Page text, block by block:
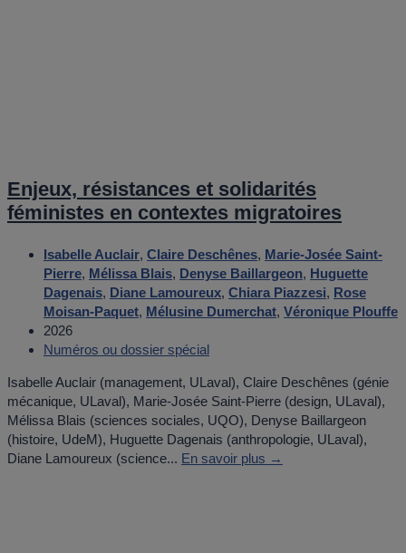
Enjeux, résistances et solidarités
féministes en contextes migratoires
Isabelle Auclair, Claire Deschênes, Marie-Josée Saint-
Pierre, Mélissa Blais, Denyse Baillargeon, Huguette
Dagenais, Diane Lamoureux, Chiara Piazzesi, Rose
Moisan-Paquet, Mélusine Dumerchat, Véronique Plouffe
2026
Numéros ou dossier spécial
Isabelle Auclair (management, ULaval), Claire Deschênes (génie
mécanique, ULaval), Marie-Josée Saint-Pierre (design, ULaval),
Mélissa Blais (sciences sociales, UQO), Denyse Baillargeon
(histoire, UdeM), Huguette Dagenais (anthropologie, ULaval),
Diane Lamoureux (science... En savoir plus →